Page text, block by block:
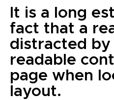
It is a long
fact that a
distracted by
readable
page when
layout.